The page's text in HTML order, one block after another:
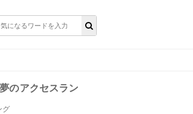
のアクセスラン
グ